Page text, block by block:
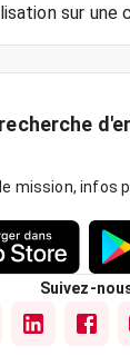
sur une
mission, infos
Suivez-